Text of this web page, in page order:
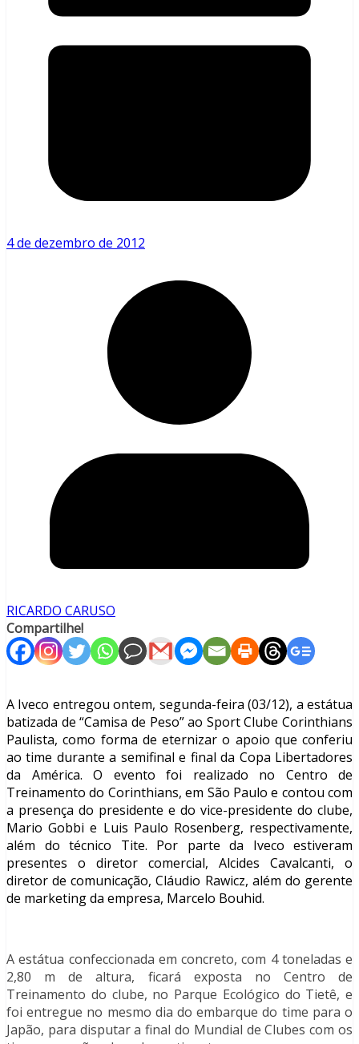
4 de dezembro de 2012
RICARDO CARUSO
Compartilhe!
A Iveco entregou ontem, segunda-feira (03/12), a estátua
batizada de “Camisa de Peso” ao Sport Clube Corinthians
Paulista, como forma de eternizar o apoio que conferiu
ao time durante a semifinal e final da Copa Libertadores
da América. O evento foi realizado no Centro de
Treinamento do Corinthians, em São Paulo e contou com
a presença do presidente e do vice-presidente do clube,
Mario Gobbi e Luis Paulo Rosenberg, respectivamente,
além do técnico Tite. Por parte da Iveco estiveram
presentes o diretor comercial, Alcides Cavalcanti, o
diretor de comunicação, Cláudio Rawicz, além do gerente
de marketing da empresa, Marcelo Bouhid.
A estátua confeccionada em concreto, com 4 toneladas e
2,80 m de altura, ficará exposta no Centro de
Treinamento do clube, no Parque Ecológico do Tietê, e
foi entregue no mesmo dia do embarque do time para o
Japão, para disputar a final do Mundial de Clubes com os